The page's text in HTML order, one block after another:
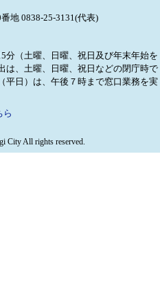
地 0838-25-3131(代表)
分（土曜、日曜、祝日及び年末年始を
は、土曜、日曜、祝日などの閉庁時で
平日）は、午後７時まで窓口業務を実
ら
City All rights reserved.